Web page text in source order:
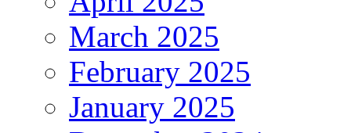
March 2025
February 2025
January 2025